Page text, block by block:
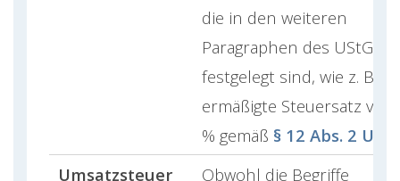
die in den weiteren
Paragraphen des UStG
festgelegt sind, wie z. B.
ermäßigte Steuersatz von
% gemäß § 12 Abs. 2
Umsatzsteuer
Obwohl die Begriffe